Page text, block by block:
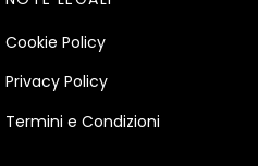
Cookie Policy
Privacy Policy
Termini e Condizioni